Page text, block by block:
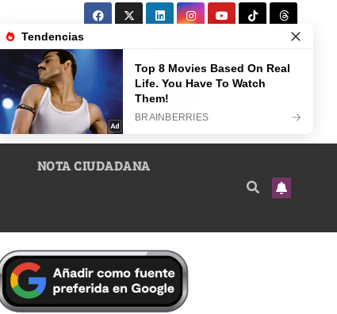
NOTA CIUDADANA